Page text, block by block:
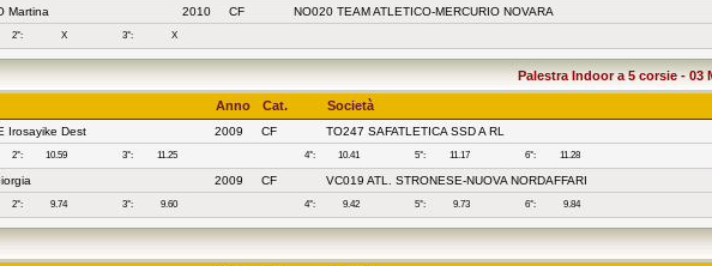
Martina 2010 CF NO020 TEAM ATLETICO-MERCURIO NOVARA
2°: X 3°: X
Palestra Indoor a 5 corsie - 03
Anno Cat. Società
Irosayike Dest 2009 CF TO247 SAFATLETICA SSD A RL
2°: 10.59 3°: 11.25 4°: 10.41 5°: 11.17 6°: 11.28
2009 CF VC019 ATL. STRONESE-NUOVA NORDAFFARI
2°: 9.74 3°: 9.60 4°: 9.42 5°: 9.73 6°: 9.84